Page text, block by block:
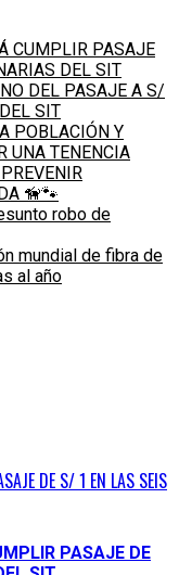
CUMPLIR PASAJE
DEL SIT
DEL PASAJE A S/
SIT
POBLACIÓN Y
UNA TENENCIA
🦮🐾
robo de
mundial de fibra de
al año
DE S/ 1 EN LAS SEIS
PASAJE DE